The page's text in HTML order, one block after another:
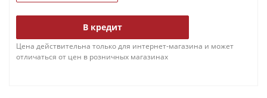
В кредит
Цена действительна только для интернет-магазина и может
отличаться от цен в розничных магазинах